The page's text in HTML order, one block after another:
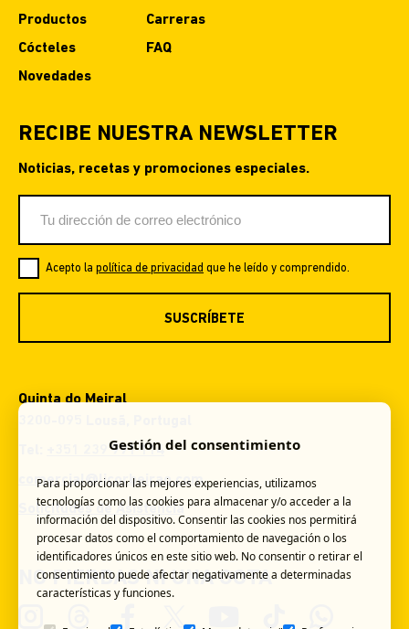
Productos
Cócteles
Novedades
Carreras
FAQ
RECIBE NUESTRA NEWSLETTER
Noticias, recetas y promociones especiales.
Acepto la política de privacidad que he leído y comprendido.
SUSCRÍBETE
Quinta do Meiral
+351 239 991 114
comercial@licorbeirao.com
Solicitudes de Asistencia
NO PIERDAS NI UNA GOTA
Gestión del consentimiento
Para proporcionar las mejores experiencias, utilizamos
tecnologías como las cookies para almacenar y/o acceder a la
información del dispositivo. Consentir las cookies nos permitirá
procesar datos como el comportamiento de navegación o los
identificadores únicos en este sitio web. No consentir o retirar el
consentimiento puede afectar negativamente a determinadas
características y funciones.